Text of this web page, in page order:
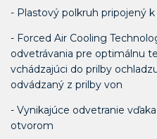
- Plastový polkruh pripojený
- Forced Air Cooling
odvetrávania pre optimálnu
vchádzajúci do prilby
odvádzaný z prilby von
- Vynikajúce odvetranie
otvorom